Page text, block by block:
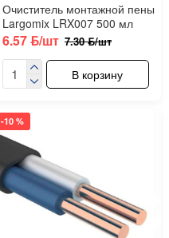
Очиститель монтажной пены
Largomix LRX007 500 мл
6.57 ƃ/шт 7.30 ƃ/шт
В корзину
-10 %